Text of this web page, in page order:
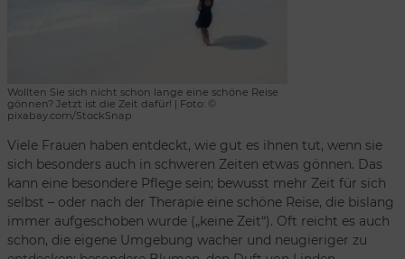
Wollten Sie sich nicht schon lange eine schöne Reise
gönnen? Jetzt ist die Zeit dafür! | Foto: ©
pixabay.com/StockSnap
Viele Frauen haben entdeckt, wie gut es ihnen tut, wenn sie
sich besonders auch in schweren Zeiten etwas gönnen. Das
kann eine besondere Pflege sein; bewusst mehr Zeit für sich
selbst – oder nach der Therapie eine schöne Reise, die bislang
immer aufgeschoben wurde („keine Zeit“). Oft reicht es auch
schon, die eigene Umgebung wacher und neugieriger zu